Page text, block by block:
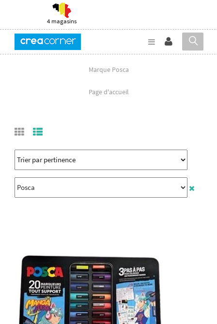
4 magasins
Marque Posca
Page d'accueil